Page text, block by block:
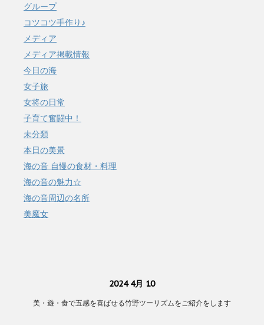
グループ
コツコツ手作り♪
メディア
メディア掲載情報
今日の海
女子旅
女将の日常
子育て奮闘中！
未分類
本日の美景
海の音 自慢の食材・料理
海の音の魅力☆
海の音周辺の名所
美魔女
2024 4月 10
美・遊・食で五感を喜ばせる竹野ツーリズムをご紹介をします